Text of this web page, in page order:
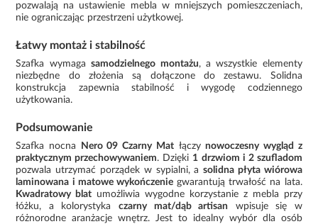
pozwalają na ustawienie mebla w mniejszych pomieszczeniach,
nie ograniczając przestrzeni użytkowej.
Łatwy montaż i stabilność
Szafka wymagasamodzielnego montażu, a wszystkie elementy
niezbędne do złożenia są dołączone do zestawu. Solidna
konstrukcja zapewnia stabilność i wygodę codziennego
użytkowania.
Podsumowanie
Szafka nocna Nero 09 Czarny Matłączynowoczesny wygląd z
praktycznym przechowywaniem. Dzięki 1 drzwiom i 2 szufladom
pozwala utrzymać porządek w sypialni, asolidna płyta wiórowa
laminowana i matowe wykończeniegwarantują trwałość na lata.
Kwadratowy blat umożliwia wygodne korzystanie z mebla przy
łóżku, a kolorystyka czarny mat/dąb artisan wpisuje się w
różnorodne aranżacje wnętrz. Jest to idealny wybór dla osób